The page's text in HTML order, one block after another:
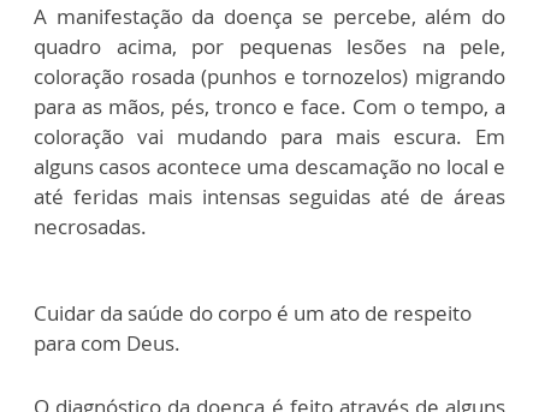
A manifestação da doença se percebe, além do
quadro acima, por pequenas lesões na pele,
coloração rosada (punhos e tornozelos) migrando
para as mãos, pés, tronco e face. Com o tempo, a
coloração vai mudando para mais escura. Em
alguns casos acontece uma descamação no local e
até feridas mais intensas seguidas até de áreas
necrosadas.
Cuidar da saúde do corpo é um ato de respeito
para com Deus.
O diagnóstico da doença é feito através de alguns